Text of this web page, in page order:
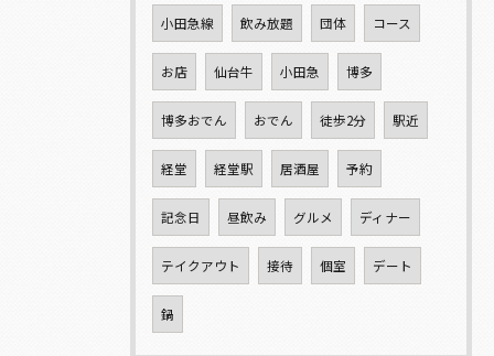
小田急線 飲み放題 団体 コース
お店 仙台牛 小田急 博多
博多おでん おでん 徒歩2分 駅近
経堂 経堂駅 居酒屋 予約
記念日 昼飲み グルメ ディナー
テイクアウト 接待 個室 デート
鍋